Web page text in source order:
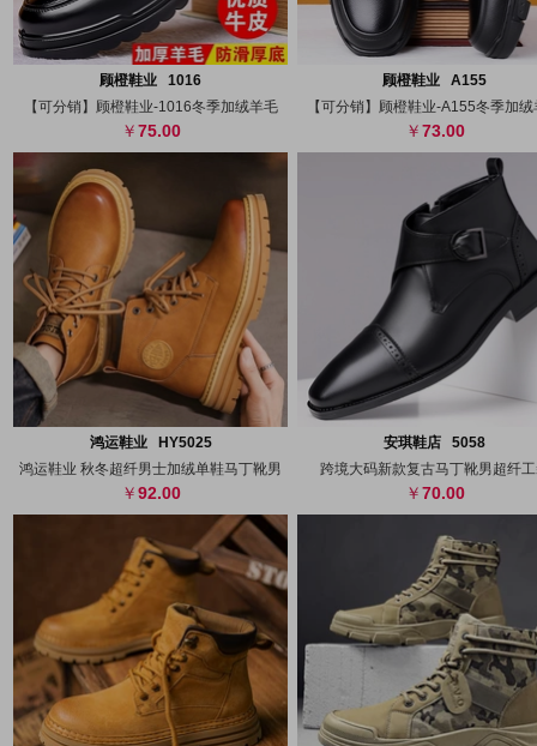
代发
顾橙鞋业 1016
【可分销】顾橙鞋业-1016冬季加绒羊毛
75.00
代发
顾橙鞋业 A155
【可分销】顾橙鞋业-A155冬季加
73.00
代发
鸿运鞋业 HY5025
鸿运鞋业 秋冬超纤男士加绒单鞋马丁靴男
92.00
代发
安琪鞋店 5058
跨境大码新款复古马丁靴男超纤
70.00